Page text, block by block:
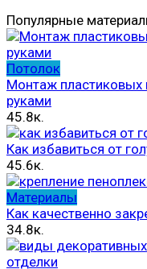
Популярные
Потолок
Монтаж пластиковых
руками
45.8к.
Как избавиться от
45.6к.
Материалы
Как качественно
34.8к.